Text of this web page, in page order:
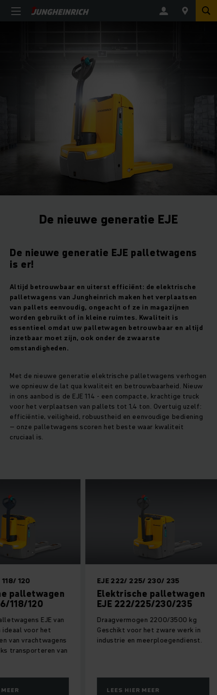
De nieuwe generatie EJE
De nieuwe generatie EJE palletwagens
is er!
Altijd betrouwbaar en uiterst efficiënt: de elektrische
palletwagens van Jungheinrich maken het verplaatsen
van pallets eenvoudig, ongeacht of ze in magazijnen
worden gebruikt of in kleine ruimtes. Kwaliteit is
essentieel omdat uw palletwagen betrouwbaar en altijd
inzetbaar moet zijn, ook onder de zwaarste
omstandigheden.
Met de nieuwe generatie elektrische palletwagens verhogen
we opnieuw de lat qua kwaliteit en betrouwbaarheid. Nieuw
in ons aanbod is de EJE 114 - een compacte, krachtige truck
voor het verplaatsen van pallets tot 1,4 ton. Overtuig uzelf:
efficiëntie, veiligheid, robuustheid en eenvoudige bediening
– onze palletwagens scoren het beste waar kwaliteit
cruciaal is.
120
palletwagen
118/120
EJE van
voor het
vrachtwagens
transporteren van
EJE 222/ 225/ 230/ 235
Elektrische palletwagen
EJE 222/225/230/235
Draagvermogen 2200/3500 kg
Geschikt voor het zware werk in
industrie en meerploegendienst.
LEES HIER MEER